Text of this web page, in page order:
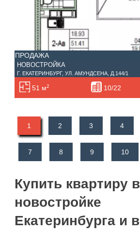
ПРОДАЖА
НОВОСТРОЙКА
Г. ЕКАТЕРИНБУРГ, УЛ. АМУНДСЕНА, Д.144/1
51 м2 10/22
1 2 3 4
7 8 9 10
Купить квартиру в
новостройке
Екатеринбурга и в